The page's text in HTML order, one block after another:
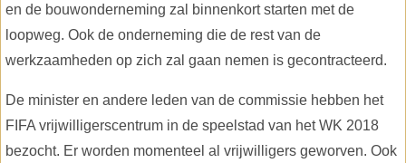
en de bouwonderneming zal binnenkort starten met de
loopweg. Ook de onderneming die de rest van de
werkzaamheden op zich zal gaan nemen is gecontracteerd.
De minister en andere leden van de commissie hebben het
FIFA vrijwilligerscentrum in de speelstad van het WK 2018
bezocht. Er worden momenteel al vrijwilligers geworven. Ook